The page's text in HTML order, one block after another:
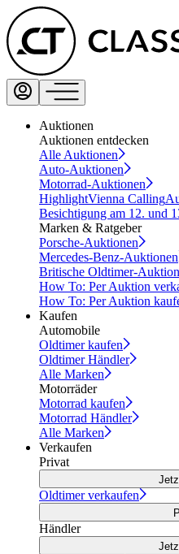
Auktionen
Auktionen entdecken
Alle Auktionen
Auto-Auktionen
Motorrad-Auktionen
HighlightVienna Calling
Besichtigung am 12. und
Marken & Ratgeber
Porsche-Auktionen
Mercedes-Benz-Auktionen
Britische Oldtimer-
How To: Per Auktion
How To: Per Auktion
Kaufen
Automobile
Oldtimer kaufen
Oldtimer Händler
Alle Marken
Motorräder
Motorrad kaufen
Motorrad Händler
Alle Marken
Verkaufen
Privat
Oldtimer verkaufen
Händler